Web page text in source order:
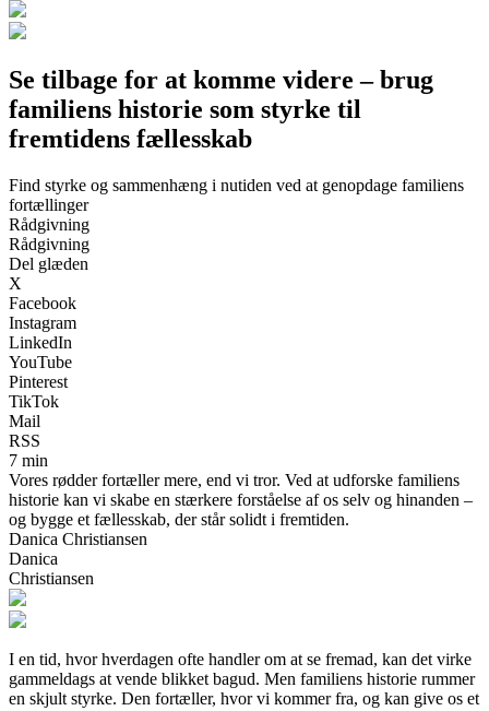
Se tilbage for at komme videre – brug
familiens historie som styrke til
fremtidens fællesskab
Find styrke og sammenhæng i nutiden ved at genopdage familiens
fortællinger
Rådgivning
Rådgivning
Del glæden
X
Facebook
Instagram
LinkedIn
YouTube
Pinterest
TikTok
Mail
RSS
7 min
Vores rødder fortæller mere, end vi tror. Ved at udforske familiens
historie kan vi skabe en stærkere forståelse af os selv og hinanden –
og bygge et fællesskab, der står solidt i fremtiden.
Danica Christiansen
Danica
Christiansen
I en tid, hvor hverdagen ofte handler om at se fremad, kan det virke
gammeldags at vende blikket bagud. Men familiens historie rummer
en skjult styrke. Den fortæller, hvor vi kommer fra, og kan give os et